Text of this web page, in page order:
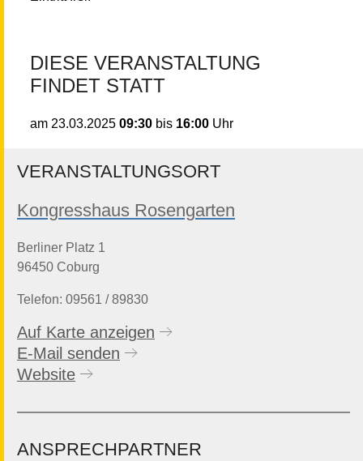
DIESE VERANSTALTUNG
FINDET STATT
am 23.03.202509:30 bis 16:00 Uhr
VERANSTALTUNGSORT
Kongresshaus Rosengarten
Berliner Platz 1
96450 Coburg
Telefon: 09561 / 89830
Auf Karte anzeigen
E-Mail senden
Website
ANSPRECHPARTNER